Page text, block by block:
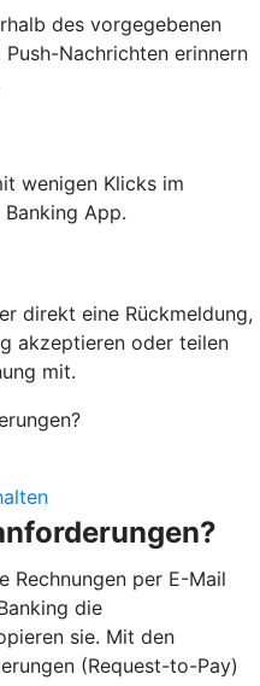
des vorgegebenen
Nachrichten erinnern
wenigen Klicks im
App.
direkt eine Rückmeldung,
akzeptieren oder teilen
mit.
Rechnungen per E-Mail
die
sie. Mit den
(Request-to-Pay)